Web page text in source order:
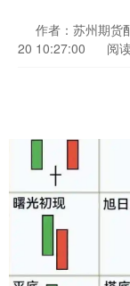
作者：苏州期货
20 10:27:00
阅